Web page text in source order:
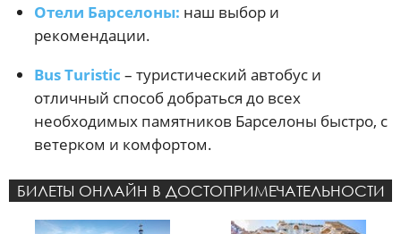
Отели Барселоны: наш выбор и
рекомендации.
Bus Turistic – туристический автобус и
отличный способ добраться до всех
необходимых памятников Барселоны быстро, с
ветерком и комфортом.
БИЛЕТЫ ОНЛАЙН В ДОСТОПРИМЕЧАТЕЛЬНОСТИ